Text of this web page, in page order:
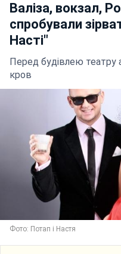
Валіза, вокзал,
спробували
Насті"
Перед будівлею театру
кров
Фото: Потап і Настя